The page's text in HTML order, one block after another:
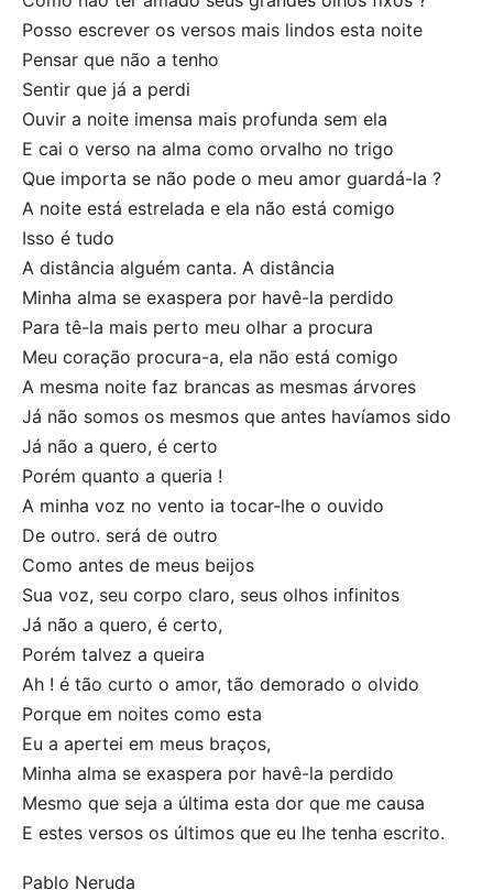
Posso escrever os versos mais lindos esta noite
Pensar que não a tenho
Sentir que já a perdi
Ouvir a noite imensa mais profunda sem ela
E cai o verso na alma como orvalho no trigo
Que importa se não pode o meu amor guardá-la ?
A noite está estrelada e ela não está comigo
Isso é tudo
A distância alguém canta. A distância
Minha alma se exaspera por havê-la perdido
Para tê-la mais perto meu olhar a procura
Meu coração procura-a, ela não está comigo
A mesma noite faz brancas as mesmas árvores
Já não somos os mesmos que antes havíamos sido
Já não a quero, é certo
Porém quanto a queria !
A minha voz no vento ia tocar-lhe o ouvido
De outro. será de outro
Como antes de meus beijos
Sua voz, seu corpo claro, seus olhos infinitos
Já não a quero, é certo,
Porém talvez a queira
Ah ! é tão curto o amor, tão demorado o olvido
Porque em noites como esta
Eu a apertei em meus braços,
Minha alma se exaspera por havê-la perdido
Mesmo que seja a última esta dor que me causa
E estes versos os últimos que eu lhe tenha escrito.
Pablo Neruda